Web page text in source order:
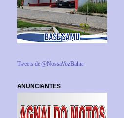
Tweets de @NossaVozBahia
ANUNCIANTES